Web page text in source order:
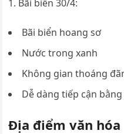
Bãi biển 30/4:
Bãi biển hoang sơ
Nước trong xanh
Không gian thoáng
Dễ dàng tiếp cận
Địa điểm văn hóa